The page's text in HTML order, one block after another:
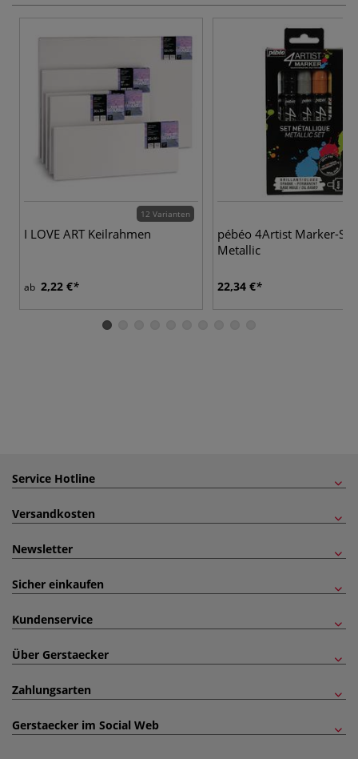
12 Varianten
I LOVE ART Keilrahmen
ab 2,22 €
pébéo 4Artist Marker-Set
Metallic
22,34 €
Service Hotline
Versandkosten
Newsletter
Sicher einkaufen
Kundenservice
Über Gerstaecker
Zahlungsarten
Gerstaecker im Social Web